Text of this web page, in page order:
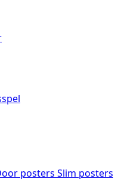
posters Slim posters